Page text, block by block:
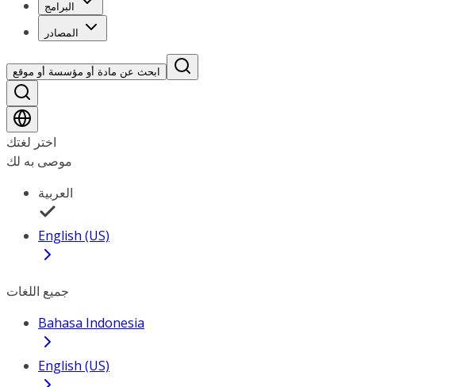
البرامج
المصادر
ابحث عن مادة أو مؤسسة أو موقع
اختر لغتك
موصى به لك
العربية
English (US)
جميع اللغات
Bahasa Indonesia
English (US)